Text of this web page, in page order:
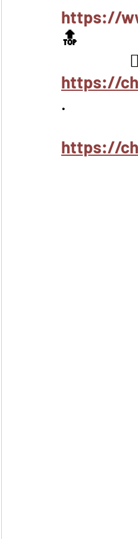
https://
🔝
https://
.
https://